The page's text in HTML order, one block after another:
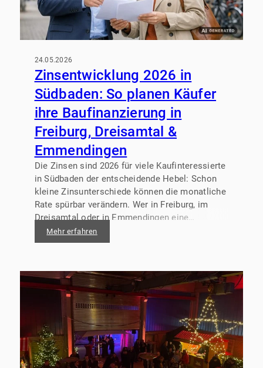
24.05.2026
Zinsentwicklung 2026 in
Südbaden: So planen Käufer
ihre Baufinanzierung in
Freiburg, Dreisamtal &
Emmendingen
Die Zinsen sind 2026 für viele Kaufinteressierte
in Südbaden der entscheidende Hebel: Schon
kleine Zinsunterschiede können die monatliche
Rate spürbar verändern. Wer in Freiburg, im
Dreisamtal oder in Emmendingen eine
Immobilie kaufen oder bauen möchte, braucht
deshalb nicht „die“ Prognose, sondern einen
Mehr erfahren